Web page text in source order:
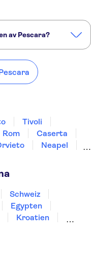
av Pescara?
Ancona
Tivoli
Rom
Caserta
Neapel
Schweiz
Egypten
Kroatien